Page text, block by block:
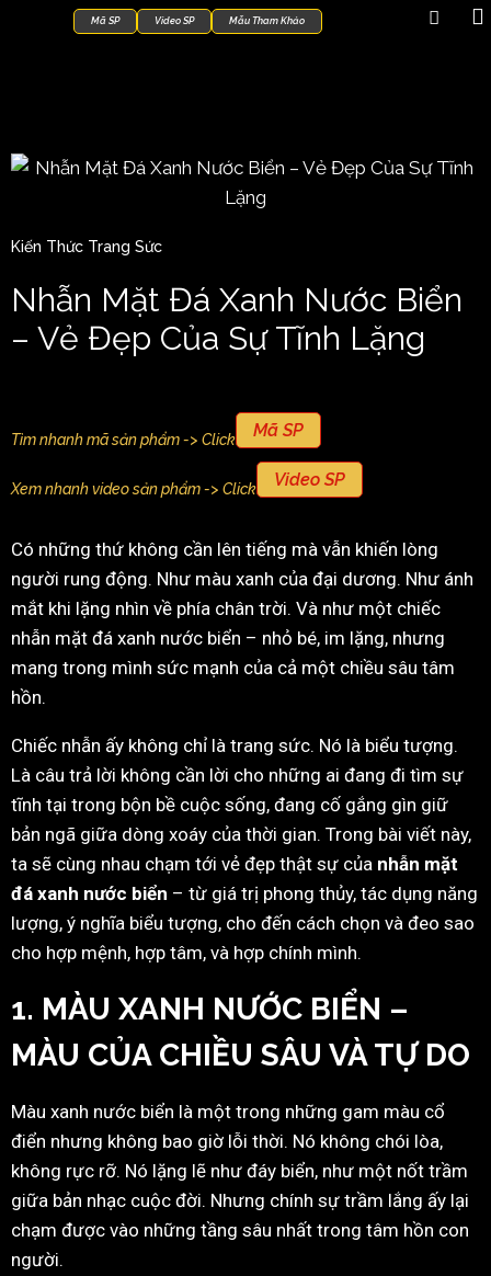
Mã SP Video SP Mẫu Tham Khảo
Kiến Thức Trang Sức
Nhẫn Mặt Đá Xanh Nước Biển
– Vẻ Đẹp Của Sự Tĩnh Lặng
Tìm nhanh mã sản phẩm -> Click Mã SP
Xem nhanh video sản phẩm -> Click Video SP
Có những thứ không cần lên tiếng mà vẫn khiến lòng
người rung động. Như màu xanh của đại dương. Như ánh
mắt khi lặng nhìn về phía chân trời. Và như một chiếc
nhẫn mặt đá xanh nước biển – nhỏ bé, im lặng, nhưng
mang trong mình sức mạnh của cả một chiều sâu tâm
hồn.
Chiếc nhẫn ấy không chỉ là trang sức. Nó là biểu tượng.
Là câu trả lời không cần lời cho những ai đang đi tìm sự
tĩnh tại trong bộn bề cuộc sống, đang cố gắng gìn giữ
bản ngã giữa dòng xoáy của thời gian. Trong bài viết này,
ta sẽ cùng nhau chạm tới vẻ đẹp thật sự của nhẫn mặt
đá xanh nước biển – từ giá trị phong thủy, tác dụng năng
lượng, ý nghĩa biểu tượng, cho đến cách chọn và đeo sao
cho hợp mệnh, hợp tâm, và hợp chính mình.
1. MÀU XANH NƯỚC BIỂN –
MÀU CỦA CHIỀU SÂU VÀ TỰ DO
Màu xanh nước biển là một trong những gam màu cổ
điển nhưng không bao giờ lỗi thời. Nó không chói lòa,
không rực rỡ. Nó lặng lẽ như đáy biển, như một nốt trầm
giữa bản nhạc cuộc đời. Nhưng chính sự trầm lắng ấy lại
chạm được vào những tầng sâu nhất trong tâm hồn con
người.